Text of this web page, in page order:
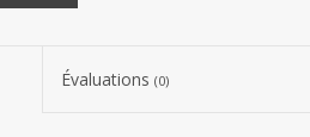
Évaluations (0)